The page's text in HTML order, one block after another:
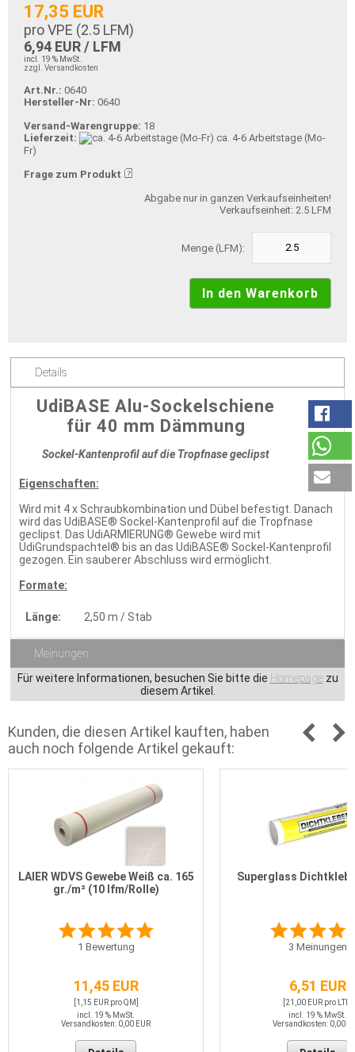
17,35 EUR
pro VPE (2.5 LFM)
6,94 EUR / LFM
incl. 19 % MwSt.
zzgl. Versandkosten
Art.Nr.: 0640
Hersteller-Nr: 0640
Versand-Warengruppe: 18
Lieferzeit:
ca. 4-6 Arbeitstage (Mo-
Fr)
Frage zum Produkt
Abgabe nur in ganzen Verkaufseinheiten!
Verkaufseinheit: 2.5 LFM
Menge (LFM):
Details
UdiBASE Alu-Sockelschiene
für 40 mm Dämmung
Sockel-Kantenprofil auf die Tropfnase geclipst
Eigenschaften:
Wird mit 4 x Schraubkombination und Dübel befestigt. Danach
wird das UdiBASE® Sockel-Kantenprofil auf die Tropfnase
geclipst. Das UdiARMIERUNG® Gewebe wird mit
UdiGrundspachtel® bis an das UdiBASE® Sockel-Kantenprofil
gezogen. Ein sauberer Abschluss wird ermöglicht.
Formate:
Länge: 2,50 m / Stab
Meinungen
Für weitere Informationen, besuchen Sie bitte die Homepagezu
diesem Artikel.
Kunden, die diesen Artikel kauften, haben
auch noch folgende Artikel gekauft:
LAIER WDVS Gewebe Weiß ca. 165
gr./m² (10 lfm/Rolle)
1 Bewertung
11,45 EUR
[1,15 EUR pro QM]
incl. 19 % MwSt.
Versandkosten: 0,00 EUR
Superglass
3 Meinungen
6,51 EUR
[21,00 EUR pro LTR]
incl. 19 % MwSt.
Versandkosten: 0,00